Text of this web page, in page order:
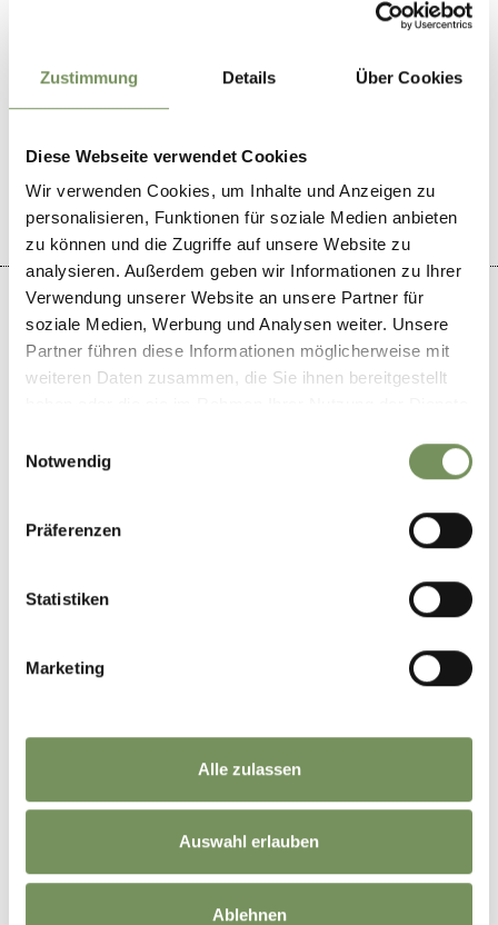
Zustimmung Details Über Cookies
Diese Webseite verwendet Cookies
Wir verwenden Cookies, um Inhalte und Anzeigen zu
personalisieren, Funktionen für soziale Medien anbieten
zu können und die Zugriffe auf unsere Website zu
analysieren. Außerdem geben wir Informationen zu Ihrer
Verwendung unserer Website an unsere Partner für
soziale Medien, Werbung und Analysen weiter. Unsere
Partner führen diese Informationen möglicherweise mit
weiteren Daten zusammen, die Sie ihnen bereitgestellt
Notwendig
Präferenzen
Statistiken
Marketing
Alle zulassen
Auswahl erlauben
Ablehnen
WAR DER INHALT FÜR DICH HILFREICH?
JA NEIN
+